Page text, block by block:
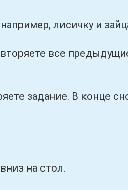
лисичку и
все
задание. В конце
на стол.